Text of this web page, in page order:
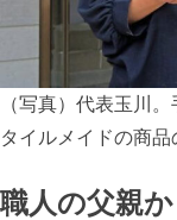
（写真）代表玉川
タイルメイドの商品
職人の父親